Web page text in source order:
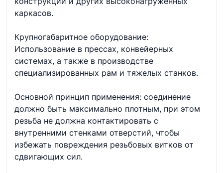
каркасов.
Крупногабаритное оборудование:
Использование в прессах, конвейерных
системах, а также в производстве
специализированных рам и тяжелых станков.
Основной принцип применения: соединение
должно быть максимально плотным, при этом
резьба не должна контактировать с
внутренними стенками отверстий, чтобы
избежать повреждения резьбовых витков от
сдвигающих сил.